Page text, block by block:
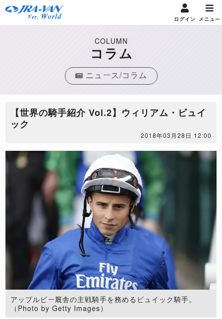
ログイン メニュー
COLUMN
コラム
ニュース/コラム
【世界の騎手紹介 Vol.2】ウィリアム・ビュイ
ック
2018年03月28日 12:00
アップルビー厩舎の主戦騎手を務めるビュイック騎手。
（Photo by Getty Images）